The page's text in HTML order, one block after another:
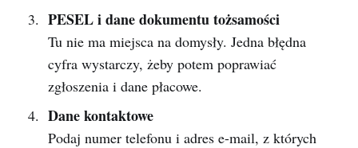
PESEL i dane dokumentu tożsamości
Tu nie ma miejsca na domysły. Jedna błędna
cyfra wystarczy, żeby potem poprawiać
zgłoszenia i dane płacowe.
Dane kontaktowe
Podaj numer telefonu i adres e-mail, z których